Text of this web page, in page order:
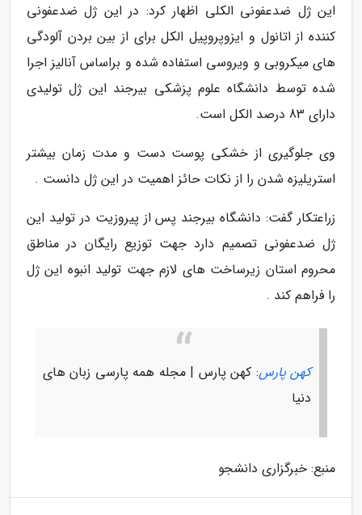
این ژل ضدعفونی الکلی اظهار کرد: در این ژل ضدعفونی
کننده از اتانول و ایزوپروپیل الکل برای از بین بردن آلودگی
های میکروبی و ویروسی استفاده شده و براساس آنالیز اجرا
شده توسط دانشگاه علوم پزشکی بیرجند این ژل تولیدی
دارای 83 درصد الکل است.
وی جلوگیری از خشکی پوست دست و مدت زمان بیشتر
استریلیزه شدن را از نکات حائز اهمیت در این ژل دانست .
زراعتکار گفت: دانشگاه بیرجند پس از پیروزیت در تولید این
ژل ضدعفونی تصمیم دارد جهت توزیع رایگان در مناطق
محروم استان زیرساخت های لازم جهت تولید انبوه این ژل
را فراهم کند .
کهن پارس: کهن پارس | مجله همه پارسی زبان های
دنیا
منبع: خبرگزاری دانشجو